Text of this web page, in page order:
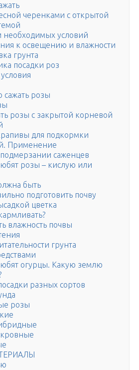
черенками с открытой
необходимых условий
к освещению и влажности
грунта
посадки роз
сажать розы
розы с закрытой корневой
для подкормки
Применение
саженцев
розы – кислую или
быть
подготовить почву
цветка
влажность почвы
грунта
огурцы. Какую землю
разных сортов
розы